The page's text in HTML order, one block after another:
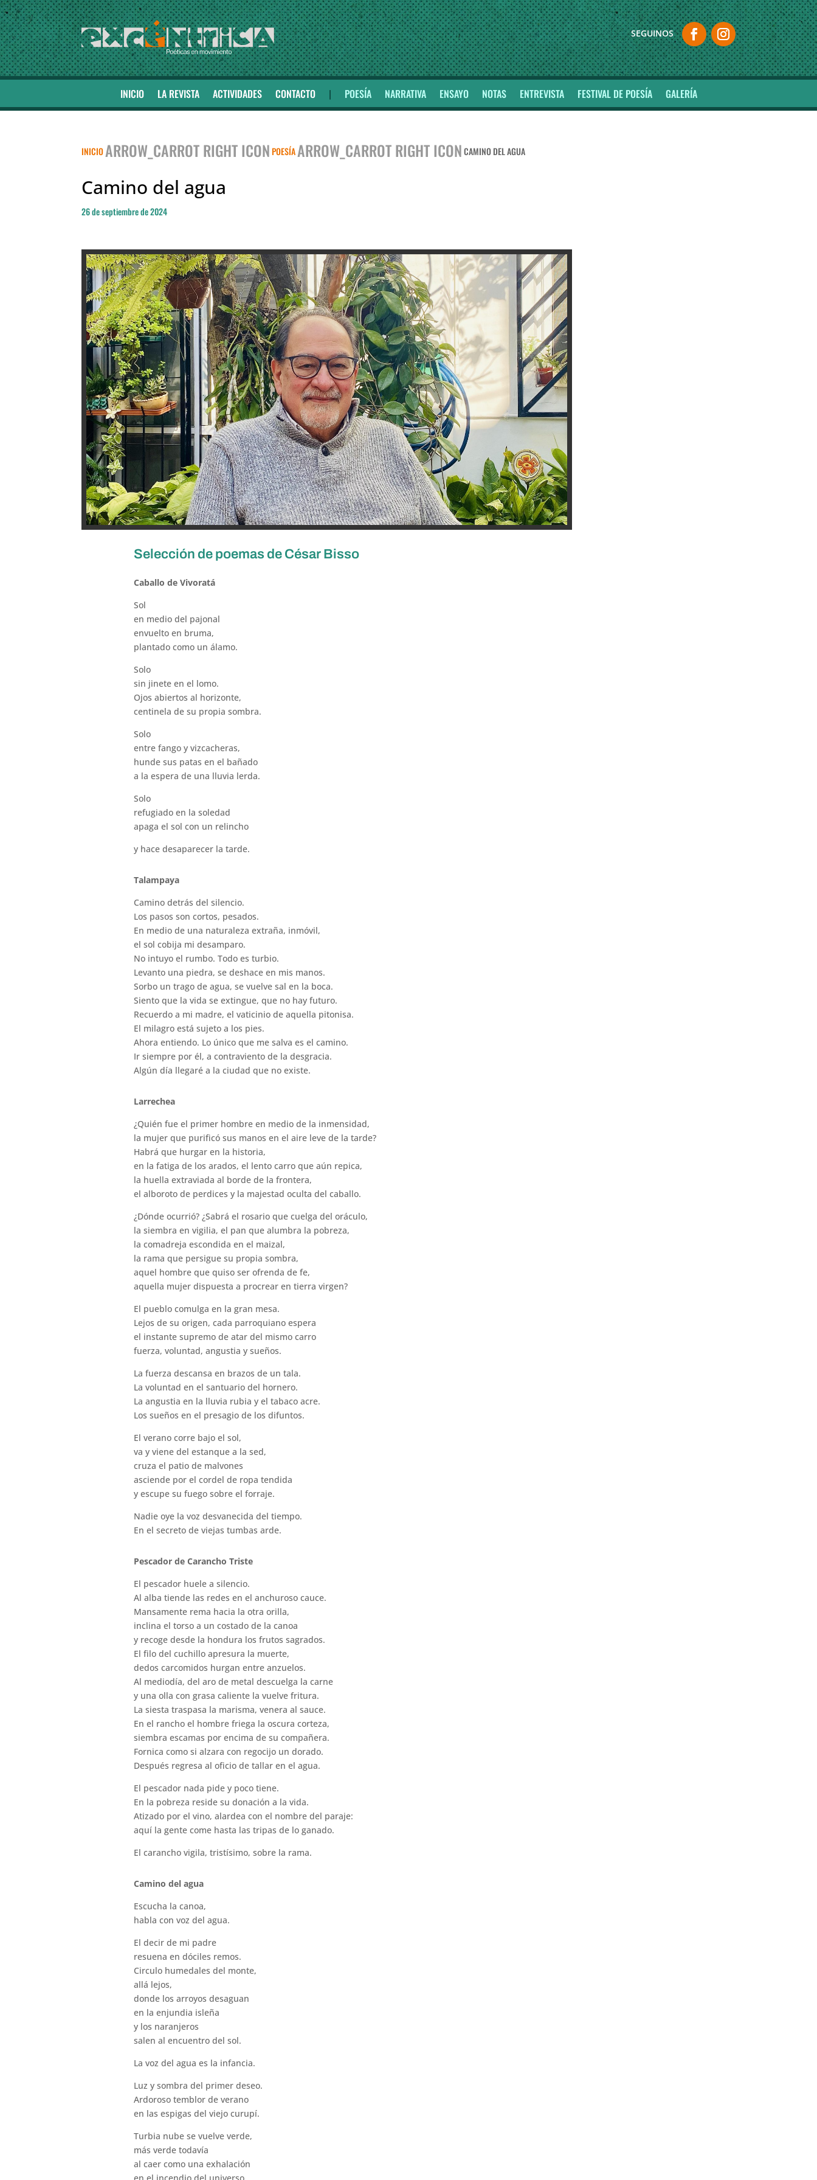
INICIO LA REVISTA ACTIVIDADES CONTACTO | POESÍA NARRATIVA ENSAYO NOTAS ENTREVISTA FESTIVAL DE POESÍA GALERÍA
INICIOARROW_CARROT RIGHT ICON POESÍAARROW_CARROT RIGHT ICON CAMINO DEL AGUA
Camino del agua
26 de septiembre de 2024
Selección de poemas de César Bisso
Caballo de Vivoratá
Sol
en medio del pajonal
envuelto en bruma,
plantado como un álamo.
Solo
sin jinete en el lomo.
Ojos abiertos al horizonte,
centinela de su propia sombra.
Solo
entre fango y vizcacheras,
hunde sus patas en el bañado
a la espera de una lluvia lerda.
Solo
refugiado en la soledad
apaga el sol con un relincho
y hace desaparecer la tarde.
Talampaya
Camino detrás del silencio.
Los pasos son cortos, pesados.
En medio de una naturaleza extraña, inmóvil,
el sol cobija mi desamparo.
No intuyo el rumbo. Todo es turbio.
Levanto una piedra, se deshace en mis manos.
Sorbo un trago de agua, se vuelve sal en la boca.
Siento que la vida se extingue, que no hay futuro.
Recuerdo a mi madre, el vaticinio de aquella pitonisa.
El milagro está sujeto a los pies.
Ahora entiendo. Lo único que me salva es el camino.
Ir siempre por él, a contraviento de la desgracia.
Algún día llegaré a la ciudad que no existe.
Larrechea
¿Quién fue el primer hombre en medio de la inmensidad,
la mujer que purificó sus manos en el aire leve de la tarde?
Habrá que hurgar en la historia,
en la fatiga de los arados, el lento carro que aún repica,
la huella extraviada al borde de la frontera,
el alboroto de perdices y la majestad oculta del caballo.
¿Dónde ocurrió? ¿Sabrá el rosario que cuelga del oráculo,
la siembra en vigilia, el pan que alumbra la pobreza,
la comadreja escondida en el maizal,
la rama que persigue su propia sombra,
aquel hombre que quiso ser ofrenda de fe,
aquella mujer dispuesta a procrear en tierra virgen?
El pueblo comulga en la gran mesa.
Lejos de su origen, cada parroquiano espera
el instante supremo de atar del mismo carro
fuerza, voluntad, angustia y sueños.
La fuerza descansa en brazos de un tala.
La voluntad en el santuario del hornero.
La angustia en la lluvia rubia y el tabaco acre.
Los sueños en el presagio de los difuntos.
El verano corre bajo el sol,
va y viene del estanque a la sed,
cruza el patio de malvones
asciende por el cordel de ropa tendida
y escupe su fuego sobre el forraje.
Nadie oye la voz desvanecida del tiempo.
En el secreto de viejas tumbas arde.
Pescador de Carancho Triste
El pescador huele a silencio.
Al alba tiende las redes en el anchuroso cauce.
Mansamente rema hacia la otra orilla,
inclina el torso a un costado de la canoa
y recoge desde la hondura los frutos sagrados.
El filo del cuchillo apresura la muerte,
dedos carcomidos hurgan entre anzuelos.
Al mediodía, del aro de metal descuelga la carne
y una olla con grasa caliente la vuelve fritura.
La siesta traspasa la marisma, venera al sauce.
En el rancho el hombre friega la oscura corteza,
siembra escamas por encima de su compañera.
Fornica como si alzara con regocijo un dorado.
Después regresa al oficio de tallar en el agua.
El pescador nada pide y poco tiene.
En la pobreza reside su donación a la vida.
Atizado por el vino, alardea con el nombre del paraje:
aquí la gente come hasta las tripas de lo ganado.
El carancho vigila, tristísimo, sobre la rama.
Camino del agua
Escucha la canoa,
habla con voz del agua.
El decir de mi padre
resuena en dóciles remos.
Circulo humedales del monte,
allá lejos,
donde los arroyos desaguan
en la enjundia isleña
y los naranjeros
salen al encuentro del sol.
La voz del agua es la infancia.
Luz y sombra del primer deseo.
Ardoroso temblor de verano
en las espigas del viejo curupí.
Turbia nube se vuelve verde,
más verde todavía
al caer como una exhalación